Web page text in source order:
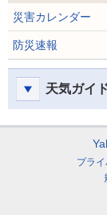
災害カレンダー
防災速報
天気ガイ
プラ